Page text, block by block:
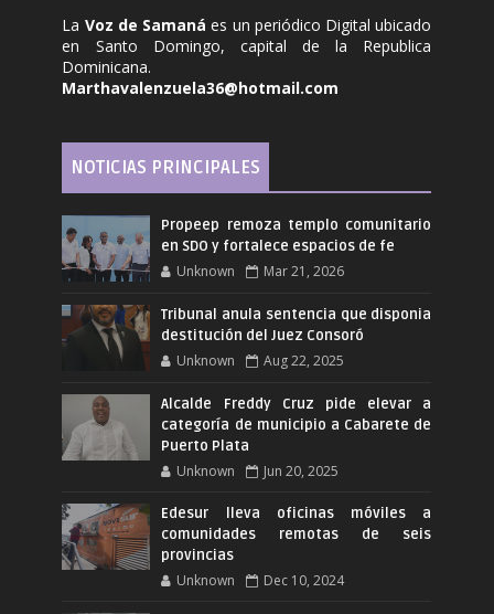
La Voz de Samanáes un periódico Digital ubicado
en Santo Domingo, capital de la Republica
Dominicana.
Marthavalenzuela36@hotmail.com
NOTICIAS PRINCIPALES
Propeep remoza templo comunitario
en SDO y fortalece espacios de fe
Unknown Mar 21, 2026
Tribunal anula sentencia que disponia
destitución del Juez Consoró
Unknown Aug 22, 2025
Alcalde Freddy Cruz pide elevar a
categoría de municipio a Cabarete de
Puerto Plata
Unknown Jun 20, 2025
Edesur lleva oficinas móviles a
comunidades remotas de seis
provincias
Unknown Dec 10, 2024